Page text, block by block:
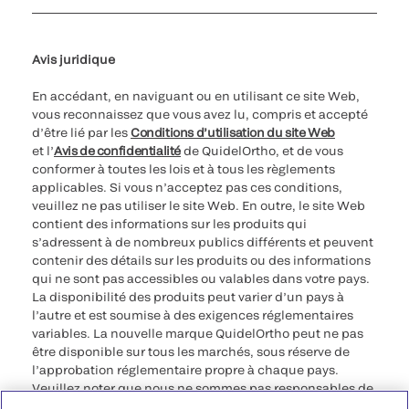
Avis juridique
En accédant, en naviguant ou en utilisant ce site Web,
vous reconnaissez que vous avez lu, compris et accepté
d’être lié par lesConditions d’utilisation du site Web
et l’Avis de confidentialitéde QuidelOrtho, et de vous
conformer à toutes les lois et à tous les règlements
applicables. Si vous n’acceptez pas ces conditions,
veuillez ne pas utiliser le site Web. En outre, le site Web
contient des informations sur les produits qui
s’adressent à de nombreux publics différents et peuvent
contenir des détails sur les produits ou des informations
qui ne sont pas accessibles ou valables dans votre pays.
La disponibilité des produits peut varier d’un pays à
l’autre et est soumise à des exigences réglementaires
variables. La nouvelle marque QuidelOrtho peut ne pas
être disponible sur tous les marchés, sous réserve de
l’approbation réglementaire propre à chaque pays.
Veuillez noter que nous ne sommes pas responsables de